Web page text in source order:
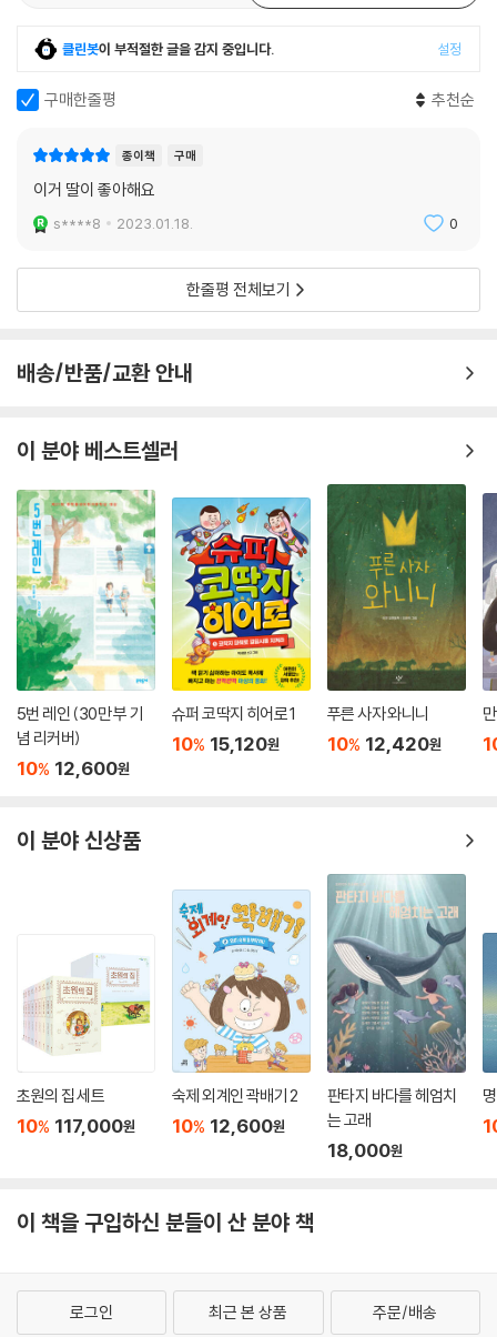
이든, 아마존의 밀림 속이든 말이다. 인간이 목숨을 부지하기 위해 기본이
되는 음식과 물, 잠자리를 어떻게 해결하느냐가 관건일 텐데, 그는 언제나
받았기에 가능한 일이다. 혹독한 자연 속에서 살아남는 이야기는 여러 책
고 자연에 맞서는 것이 아니라 이처럼 학창 시절부터 철저한 전문성으로
무장했다는 데 있다.
열세 살 벡 그랜저와 함께 떠나는 서바이벌 탐험!
주의! 절대 절대 따라하지 말 것!
소설의 주인공 열세 살 벡 그랜저는 베어 그릴스의 분신이기도 하다. 어렸
을 때부터 아버지에게 바다와 산에 대해 배우며 자란 베어 그릴스처럼, 벡
기술을 배운다.
풍랑을 맞은 바다에서, 거대한 상어의 공격에서, 콜롬비아의 열대 정글에
서 그는 과학 교과서 같은 지식을 활용하며 위험을 헤쳐 나간다. 모험을 떠
난 벡과 친구들은 거듭되는 위험 속에서 구사일생으로 살아남으며 모험을
계속한다. 그러나 그런 벡에게도 예측할 수 없는 위험이 닥치고, 생존이 가
능한 시간은 줄어든다.
벡은 과연 위험 속에서 무사히 탈출하고 거대 기업 루모스의 계략을 밝혀
낼 수 있을까? 『베어그릴스와 살아남기』 시리즈는 벡과 친구들의 흥미진
진한 모험과 예상을 뛰어넘는 생존 방법들이 계속 이어진다.
베어 그릴스가 어린이를 위한 모험 소설을 쓴 이유는 무엇일까? 그는 세계
기금을 마련하기 위해 남극에서 북극에 이르는 모험에 끊임없이 도전하기
어릴 때부터 등산과 항해 등을 익혀온 베어 그릴스는 자신의 어린 시절을
떠올리며 세계 어린이에게도 모험심과 도전정신을 심어주고자 『베어 그릴
스와 살아남기』 시리즈를 집필했다.
벡 그랜저가 이 시리즈에서 보여주는 생존법은 그럴 듯하게 꾸며낸 이야기
가 베어 그릴스의 ‘진짜’ 생존 기술을 그대로 담고 있다. 이 시리즈는 모험
의 상상력을 자극하기에 충분할 것이다.
“아이들이 푹 빠져서 좋아하는 모험 이야기!”
“두꺼운 책인데도 끝까지 흥미진진해요.”
클린봇이 부적절한 글을 감지 중입니다. 설정
구매한줄평 추천순
종이책 구매
이거 딸이 좋아해요
s****8 2023.01.18. 0
한줄평 전체보기
배송/반품/교환 안내
이 분야 베스트셀러
5번 레인 (30만 부 기
념 리커버)
10% 12,600원
슈퍼 코딱지 히어로 1
10% 15,120원
푸른 사자 와니니
10% 12,420원
이 분야 신상품
초원의 집 세트
10% 117,000원
숙제 외계인 곽배기 2
10% 12,600원
판타지 바다를 헤엄치
는 고래
18,000원
이 책을 구입하신 분들이 산 분야 책
로그인 최근 본 상품 주문/배송